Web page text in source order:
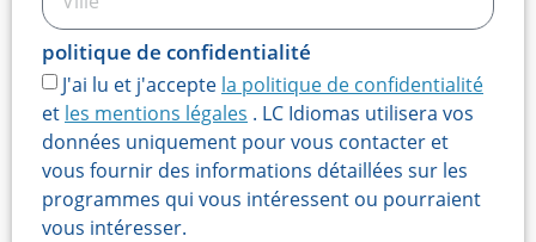
politique de confidentialité
J'ai lu et j'accepte la politique de confidentialité
et les mentions légales . LC Idiomas utilisera vos
données uniquement pour vous contacter et
vous fournir des informations détaillées sur les
programmes qui vous intéressent ou pourraient
vous intéresser.